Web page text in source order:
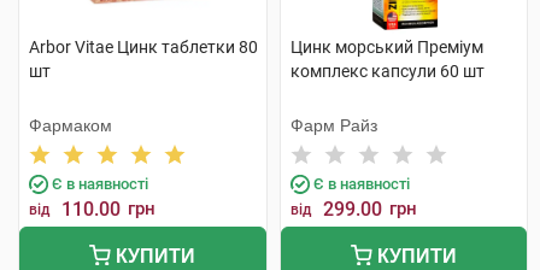
Arbor Vitae Цинк таблетки 80
шт
Фармаком
Є в наявності
від 110.00 грн
КУПИТИ
Цинк морський Преміум
комплекс капсули 60 шт
Фарм Райз
Є в наявності
від 299.00 грн
КУПИТИ